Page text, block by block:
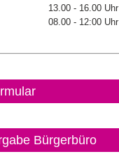
13.00 - 16.00 Uhr
08.00 - 12:00 Uhr
Bürgerbüro